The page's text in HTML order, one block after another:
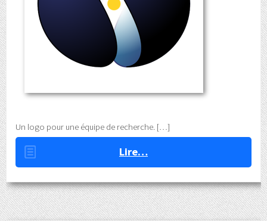
Un logo pour une équipe de recherche.
Lire…